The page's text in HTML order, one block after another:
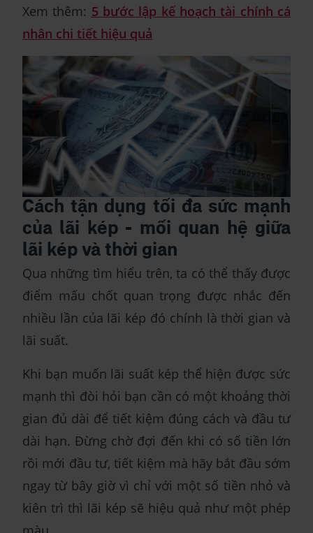
Xem thêm: 5 bước lập kế hoạch tài chính cá
nhân chi tiết hiệu quả
Cách tận dụng tối đa sức mạnh
của lãi kép - mối quan hệ giữa
lãi kép và thời gian
Qua những tìm hiểu trên, ta có thể thấy được
điểm mấu chốt quan trọng được nhắc đến
nhiều lần của lãi kép đó chính là thời gian và
lãi suất.
Khi bạn muốn lãi suất kép thể hiện được sức
mạnh thì đòi hỏi bạn cần có một khoảng thời
gian đủ dài để tiết kiệm đúng cách và đầu tư
dài hạn. Đừng chờ đợi đến khi có số tiền lớn
rồi mới đầu tư, tiết kiệm mà hãy bắt đầu sớm
ngay từ bây giờ vì chỉ với một số tiền nhỏ và
kiên trì thì lãi kép sẽ hiệu quả như một phép